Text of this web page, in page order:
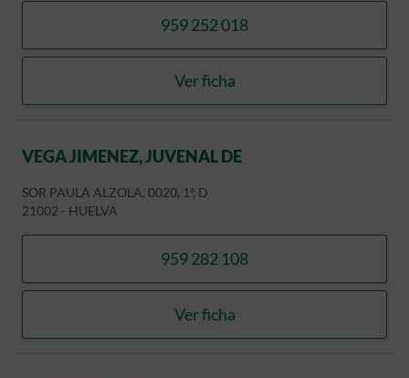
959 252 018
llamar VIDARTE
Ver ficha
VIDARTE RODRIGUEZ,
VEGA JIMENEZ, JUVENAL DE
SOR PAULA ALZOLA, 0020, 1º, D
21002 - HUELVA
959 282 108
llamar VEGA JIMENEZ,
Ver ficha
VEGA JIMENEZ, JUVENAL